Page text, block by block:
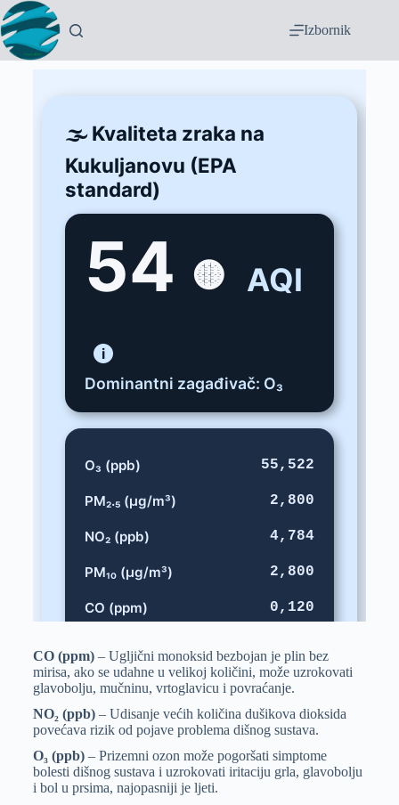
Izbornik
CO (ppm)– Ugljični monoksid bezbojan je plin bez
mirisa, ako se udahne u velikoj količini, može uzrokovati
glavobolju, mučninu, vrtoglavicu i povraćanje.
NO₂ (ppb)– Udisanje većih količina dušikova dioksida
povećava rizik od pojave problema dišnog sustava.
O₃ (ppb)– Prizemni ozon može pogoršati simptome
bolesti dišnog sustava i uzrokovati iritaciju grla, glavobolju
i bol u prsima, najopasniji je ljeti.